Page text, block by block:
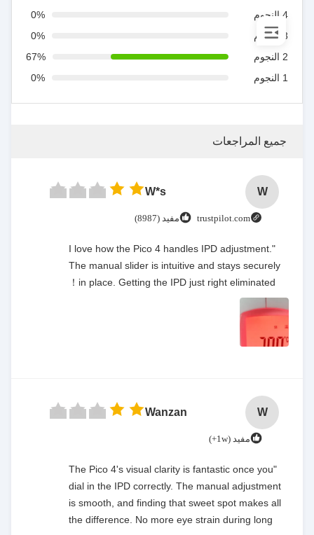
4 النجوم
0%
3 النجوم
0%
2 النجوم
67%
1 النجوم
0%
جميع المراجعات
W
W*s
trustpilot.com مفيد (8987)
"I love how the Pico 4 handles IPD adjustment.
The manual slider is intuitive and stays securely
in place. Getting the IPD just right eliminated！
W
Wanzan
مفيد (1w+)
"The Pico 4's visual clarity is fantastic once you
dial in the IPD correctly. The manual adjustment
is smooth, and finding that sweet spot makes all
the difference. No more eye strain during long